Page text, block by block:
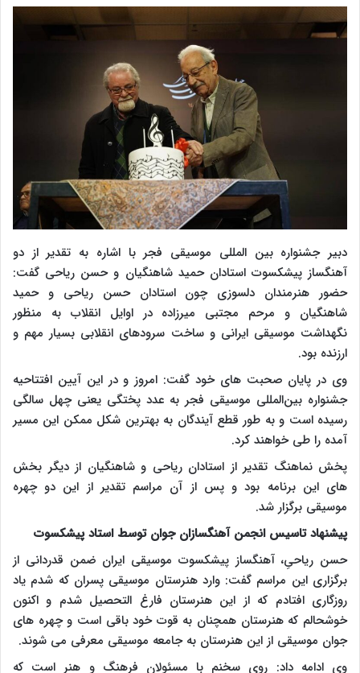
دبیر جشنواره بین المللی موسیقی فجر با اشاره به تقدیر از دو
آهنگساز پیشکسوت استادان حمید ‌شاهنگیان و حسن ریاحی گفت:
حضور هنرمندان دلسوزی چون استادان حسن ریاحی و حمید
شاهنگیان و مرحم مجتبی میرزاده در اوایل انقلاب به منظور
نگهداشت موسیقی ایرانی و ساخت سرودهای انقلابی بسیار مهم و
ارزنده بود.
وی در پایان صحبت های خود گفت: امروز و در این آیین افتتاحیه
جشنواره بین‌المللی موسیقی فجر به عدد پختگی یعنی چهل سالگی
رسیده است و به طور قطع آیندگان به بهترین شکل ممکن این مسیر
آمده را طی خواهند کرد.
پخش نماهنگ تقدیر از استادان ریاحی و شاهنگیان از دیگر بخش
های این برنامه بود و پس از آن مراسم تقدیر از این دو چهره
موسیقی برگزار شد.
پیشنهاد تاسیس انجمن آهنگسازان جوان توسط استاد پیشکسوت
حسن ریاحیِ، آهنگساز پیشکسوت موسیقی ایران ضمن قدردانی از
برگزاری این مراسم گفت: وارد هنرستان موسیقی پسران که شدم یاد
روزگاری افتادم که از این هنرستان فارغ التحصیل شدم و اکنون
خوشحالم که هنرستان همچنان به قوت خود باقی است و چهره های
جوان موسیقی از این هنرستان به جامعه موسیقی معرفی می شوند.
وی ادامه داد: روی سخنم با مسئولان فرهنگ و هنر است که